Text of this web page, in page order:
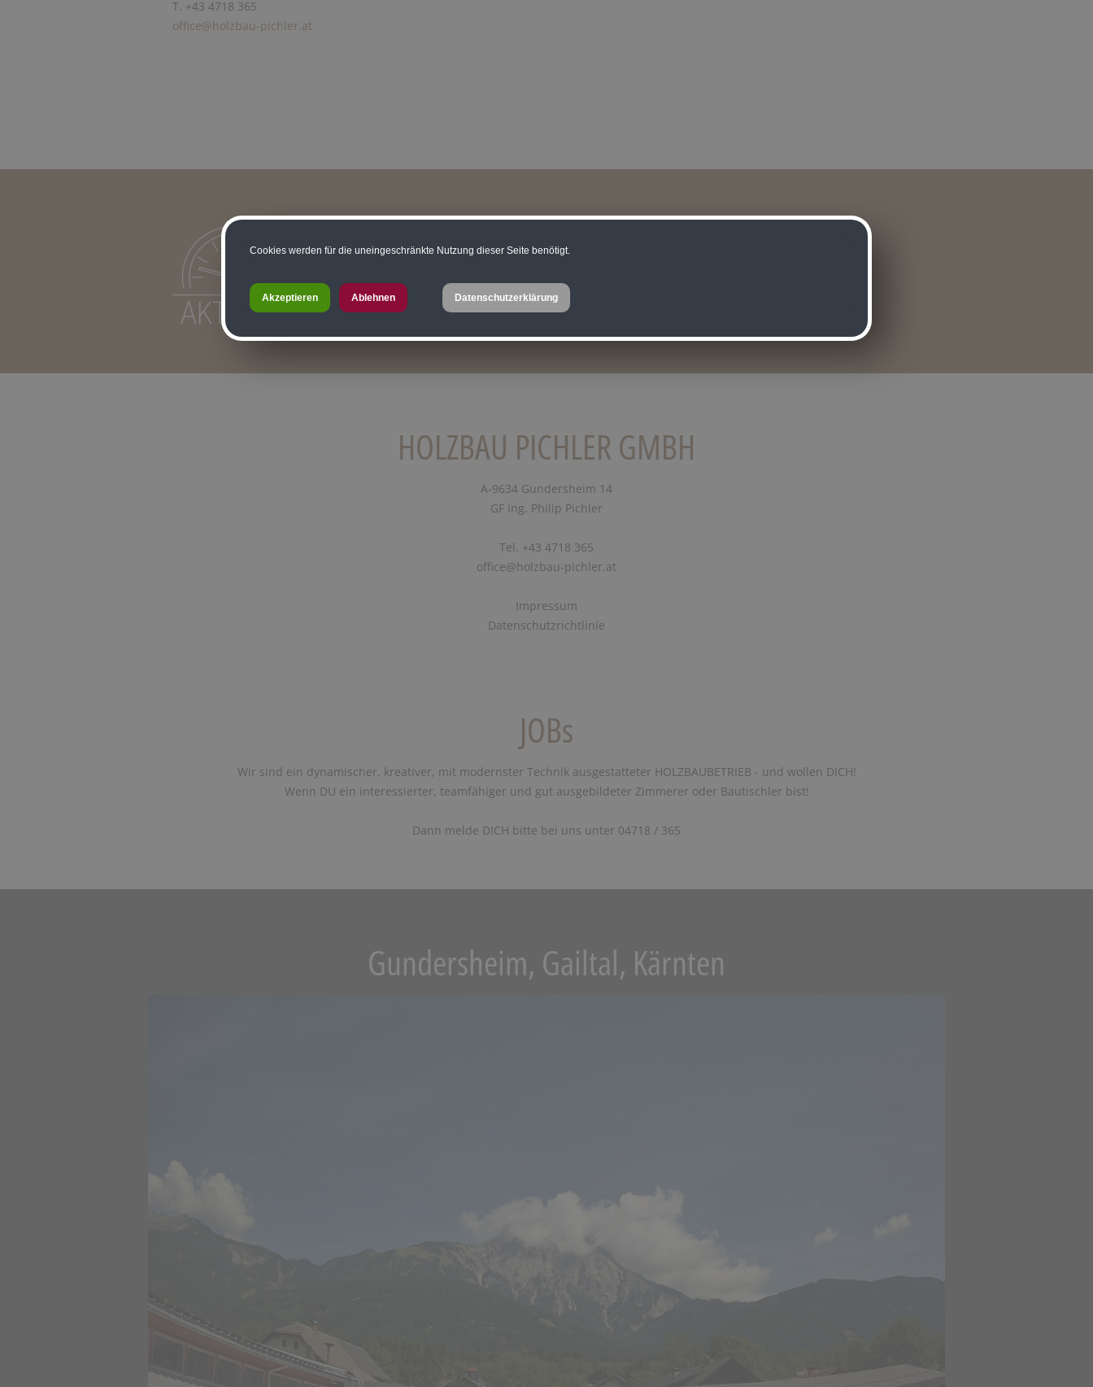
T. +43 4718 365
office@holzbau-pichler.at
HOLZBAU PICHLER GMBH
A-9634 Gundersheim 14
GF Ing. Philip Pichler
Tel. +43 4718 365
office@holzbau-pichler.at
Impressum
Datenschutzrichtlinie
JOBs
Wir sind ein dynamischer, kreativer, mit modernster Technik ausgestatteter HOLZBAUBETRIEB - und wollen DICH!
Wenn DU ein interessierter, teamfähiger und gut ausgebildeter Zimmerer oder Bautischler bist!
Dann melde DICH bitte bei uns unter 04718 / 365
Gundersheim, Gailtal, Kärnten
Cookies werden für die uneingeschränkte Nutzung dieser Seite benötigt.
Akzeptieren Ablehnen Datenschutzerklärung